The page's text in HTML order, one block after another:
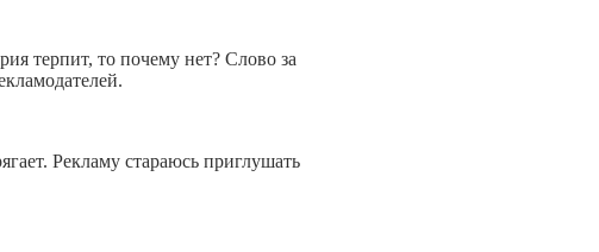
терпит, то почему нет? Слово за
Рекламу стараюсь приглушать